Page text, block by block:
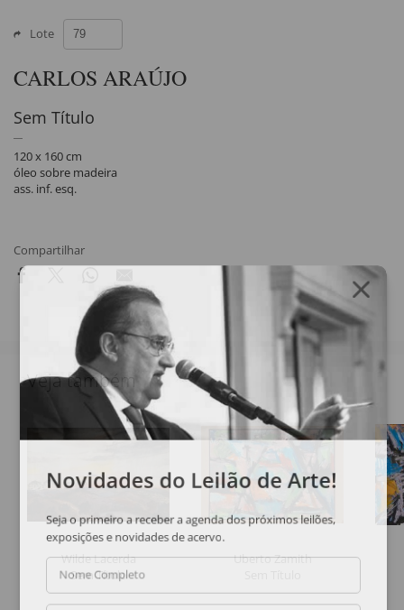
Lote
CARLOS ARAÚJO
Sem Título
120 x 160 cm
óleo sobre madeira
ass. inf. esq.
Compartilhar
Veja também
Wilde Lacerda
Sem Título
Uberto Zamith
Novidades do Leilão de Arte!
Seja o primeiro a receber a agenda dos próximos leilões,
exposições e novidades de acervo.
Nome Completo